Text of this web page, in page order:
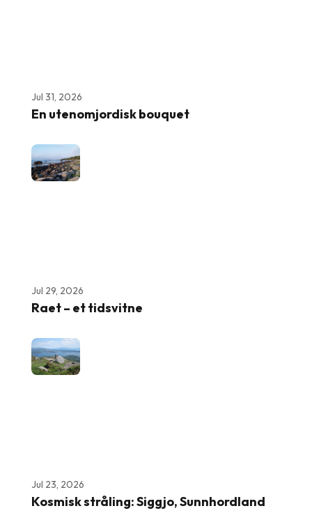
Jul 31, 2026
En utenomjordisk bouquet
Jul 29, 2026
Raet – et tidsvitne
Jul 23, 2026
Kosmisk stråling: Siggjo, Sunnhordland